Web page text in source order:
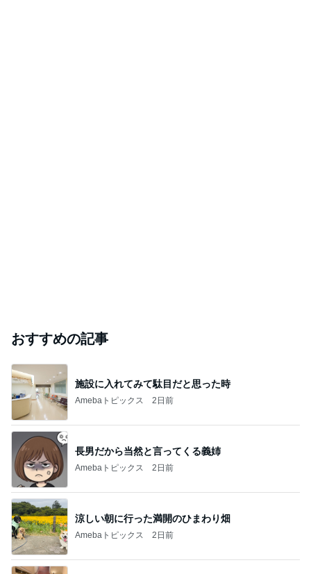
おすすめの記事
施設に入れてみて駄目だと思った時
Amebaトピックス 2日前
長男だから当然と言ってくる義姉
Amebaトピックス 2日前
涼しい朝に行った満開のひまわり畑
Amebaトピックス 2日前